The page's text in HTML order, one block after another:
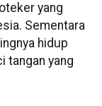
yang
Sementara
hidup
tangan yang